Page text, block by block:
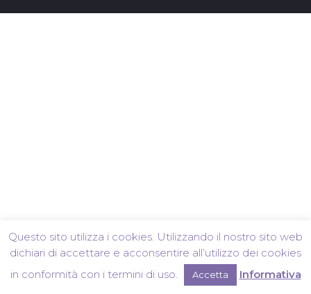
Questo sito utilizza i cookies. Utilizzando il nostro sito web
dichiari di accettare e acconsentire all’utilizzo dei cookies
in conformità con i termini di uso.
Accetta Informativa